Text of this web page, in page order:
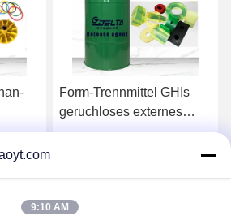
Form-Trennmittel GHIs
geruchloses externes
wasserbasiert
Holen Sie sich den besten
9:10 AM